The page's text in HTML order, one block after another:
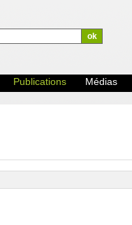
Publications Médias